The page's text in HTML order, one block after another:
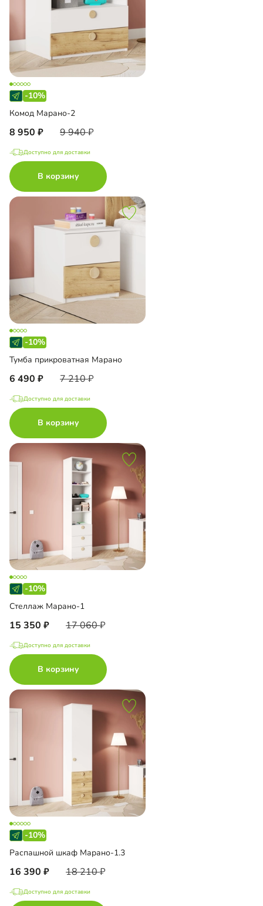
-10%
Комод Марано-2
8 950 9 940
Доступно для доставки
В корзину
-10%
Тумба прикроватная Марано
6 490 7 210
Доступно для доставки
В корзину
-10%
Стеллаж Марано-1
15 350 17 060
Доступно для доставки
В корзину
-10%
Распашной шкаф Марано-1.3
16 390 18 210
Доступно для доставки